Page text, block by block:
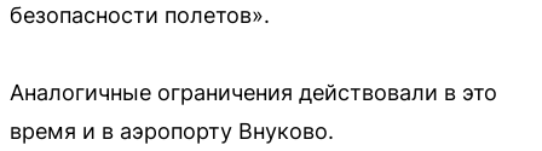
безопасности полетов».
Аналогичные ограничения действовали в это
время и в аэропорту Внуково.